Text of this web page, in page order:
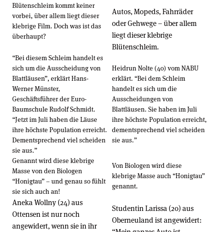
Blütenschleim kommt keiner
vorbei, über allem liegt dieser
klebrige Film. Doch was ist das
überhaupt?
Autos, Mopeds, Fahrräder
oder Gehwege – über allem
liegt dieser klebrige
Blütenschleim.
“Bei diesem Schleim handelt es
sich um die Ausscheidung von
Blattläusen”, erklärt Hans-
Werner Münster,
Geschäftsführer der Euro-
Baumschule Rudolf Schmidt.
“Jetzt im Juli haben die Läuse
ihre höchste Population erreicht.
Dementsprechend viel scheiden
sie aus.”
Heidrun Nolte (40) vom NABU
erklärt. “Bei dem Schleim
handelt es sich um die
Ausscheidungen von
Blattläusen. Sie haben im Juli
ihre höchste Population erreicht,
dementsprechend viel scheiden
sie aus.”
Genannt wird diese klebrige
Masse von den Biologen
“Honigtau” – und genau so fühlt
sie sich auch an!
Von Biologen wird diese
klebrige Masse auch “Honigtau”
genannt.
Aneka Wollny (24) aus
Ottensen ist nur noch
angewidert, wenn sie in ihr
Studentin Larissa (20) aus
Oberneuland ist angewidert: